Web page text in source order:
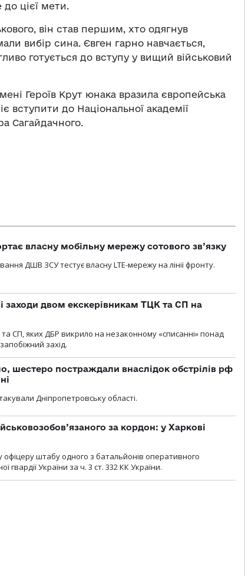
до цієї мети.
він став першим, хто одягнув
вибір сина. Євген гарно навчається,
готується до вступу у вищий військовий
Героїв Крут юнака вразила європейська
вступити до Національної академії
Сагайдачного.
власну мобільну мережу сотового зв’язку
ДШВ ЗСУ тестує власну LTE-мережу на лінії фронту.
заходи двом екскерівникам ТЦК та СП на
СП, яких ДБР викрило на незаконному «списанні» понад
захід.
шестеро постраждали внаслідок обстрілів рф
Дніпропетровську області.
за кордон: у Харкові
офіцеру штабу одного з батальйонів оперативного
гвардії України за ч. 3 ст. 332 КК України.